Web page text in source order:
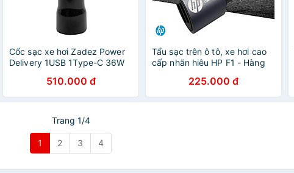
Cốc sạc xe hơi Zadez Power
Delivery 1USB 1Type-C 36W
510.000 đ
Tẩu sạc trên ô tô, xe hơi cao
cấp nhãn hiêu HP F1 - Hàng
225.000 đ
Trang 1/4
1 2 3 4